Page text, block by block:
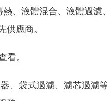
熱、液體混合、液體過濾
供應商。
看。
器、袋式過濾、濾芯過濾